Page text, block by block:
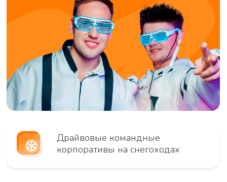
Мы придумаем концепцию,
организуем и проведём
мероприятие так, что его будут
Атмосферные вечеринки в
стильных городских локациях
Иммерсивные события с полным
погружением в сюжет